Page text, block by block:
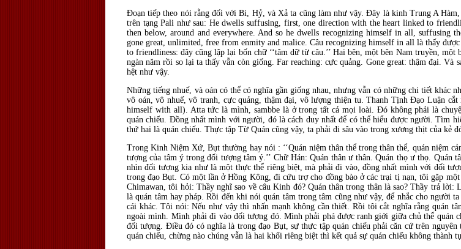
Đoạn tiếp theo nói rằng đối với Bi, Hỷ, và Xả ta cũng làm như vậy. Đây là kinh Trung A
trên tạng Pali như sau: He dwells suffusing, first, one direction with the heart linked to
then below, around and everywhere. And so he dwells recognizing himself in all, suffusing
gone great, unlimited, free from enmity and malice. Câu recognizing himself in all là thấy
to friendliness: đây cũng lập lại bốn chữ ‘‘tâm dữ từ câu.’’ Hai bên, một bên Nam truyền,
ngàn năm rồi so lại ta thấy vẫn còn giống. Far reaching: cực quảng. Gone great: thậm đại.
hệt như vậy.
Những tiếng nhuế, và oán có thể có nghĩa gần giống nhau, nhưng vẫn có những chi tiết khác
vô oán, vô nhuế, vô tranh, cực quảng, thậm đại, vô lượng thiện tu. Thanh Tịnh Đạo Luận
himself with all). Atta tức là mình, sambbe là ở trong tất cả mọi loài. Đó không phải là
quán chiếu. Đồng nhất mình với người, đó là cách duy nhất để có thể hiểu được người. Tìm
thứ hai là quán chiếu. Thực tập Từ Quán cũng vậy, ta phải đi sâu vào trong xương thịt của kẻ
Trong Kinh Niệm Xứ, Bụt thường hay nói : ‘‘Quán niệm thân thể trong thân thể, quán niệm
tượng của tâm ý trong đối tượng tâm ý.’’ Chữ Hán: Quán thân ư thân. Quán thọ ư thọ. Quán
nhìn đối tượng kia như là một thực thể riêng biệt, mà phải đi vào, đồng nhất mình với đối
trong đạo Bụt. Có một lần ở Hồng Kông, đi cứu trợ cho đồng bào ở các trại tị nạn, tôi gặp
Chimawan, tôi hỏi: Thầy nghĩ sao về câu Kinh đó? Quán thân trong thân là sao? Thầy trả
là quán tâm hay pháp. Rồi đến khi nói quán tâm trong tâm cũng như vậy, để nhắc cho người
cái khác. Tôi nói: Nếu như vậy thì nhấn mạnh không cần thiết. Rồi tôi cắt nghĩa rằng quán
ngoài mình. Mình phải đi vào đối tượng đó. Mình phải phá được ranh giới giữa chủ thể quán
đối tượng. Điều đó có nghĩa là trong đạo Bụt, sự thực tập quán chiếu phải căn cứ trên
quán chiếu, chừng nào chúng vẫn là hai khối riêng biệt thì kết quả sự quán chiếu không thành